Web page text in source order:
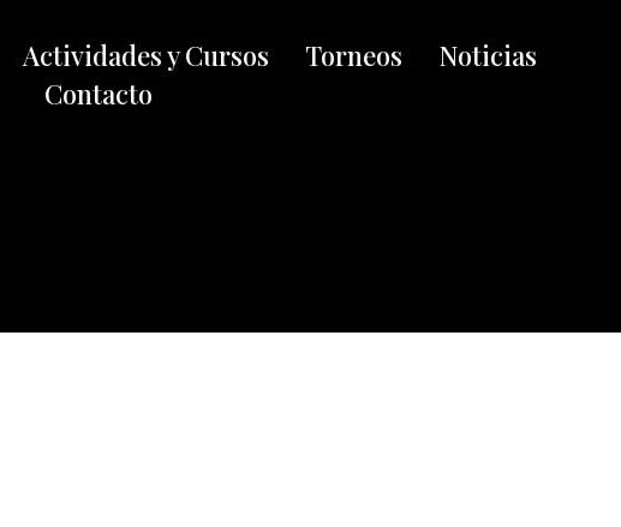
Actividades y Cursos Torneos
Noticias
Contacto